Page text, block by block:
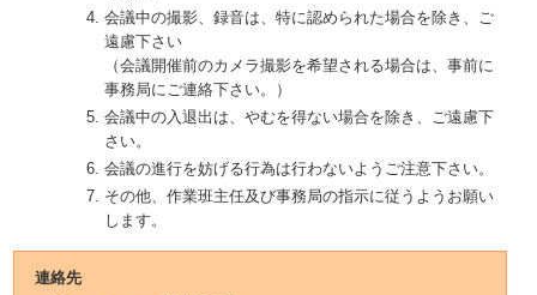
会議中の撮影、録音は、特に認められた場合を除き、ご
遠慮下さい
（会議開催前のカメラ撮影を希望される場合は、事前に
事務局にご連絡下さい。）
会議中の入退出は、やむを得ない場合を除き、ご遠慮下
さい。
会議の進行を妨げる行為は行わないようご注意下さい。
その他、作業班主任及び事務局の指示に従うようお願い
します。
連絡先